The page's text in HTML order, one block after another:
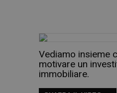
Vediamo insieme
motivare un
immobiliare.